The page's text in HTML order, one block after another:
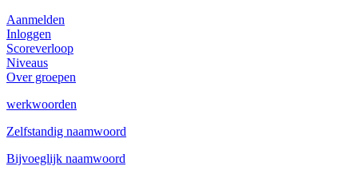
Aanmelden
Inloggen
Scoreverloop
Niveaus
Over groepen
werkwoorden
Zelfstandig naamwoord
Bijvoeglijk naamwoord